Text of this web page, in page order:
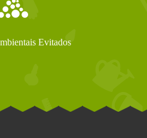
Evitados